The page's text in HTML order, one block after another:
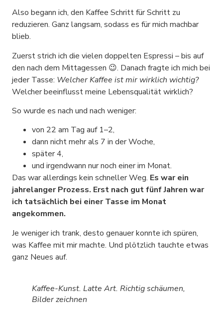
Also begann ich, den Kaffee Schritt für Schritt zu
reduzieren. Ganz langsam, sodass es für mich machbar
blieb.
Zuerst strich ich die vielen doppelten Espressi – bis auf
den nach dem Mittagessen 😉. Danach fragte ich mich bei
jeder Tasse: Welcher Kaffee ist mir wirklich wichtig?
Welcher beeinflusst meine Lebensqualität wirklich?
So wurde es nach und nach weniger:
von 22 am Tag auf 1–2,
dann nicht mehr als 7 in der Woche,
später 4,
und irgendwann nur noch einer im Monat.
Das war allerdings kein schneller Weg. Es war ein
jahrelanger Prozess. Erst nach gut fünf Jahren war
ich tatsächlich bei einer Tasse im Monat
angekommen.
Je weniger ich trank, desto genauer konnte ich spüren,
was Kaffee mit mir machte. Und plötzlich tauchte etwas
ganz Neues auf.
Kaffee-Kunst. Latte Art. Richtig schäumen,
Bilder zeichnen